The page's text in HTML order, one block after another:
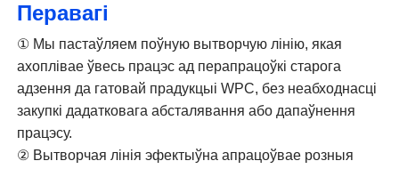
Перавагі
① Мы пастаўляем поўную вытворчую лінію, якая
ахоплівае ўвесь працэс ад перапрацоўкі старога
адзення да гатовай прадукцыі WPC, без неабходнасці
закупкі дадатковага абсталявання або дапаўнення
працэсу.
② Вытворчая лінія эфектыўна апрацоўвае розныя